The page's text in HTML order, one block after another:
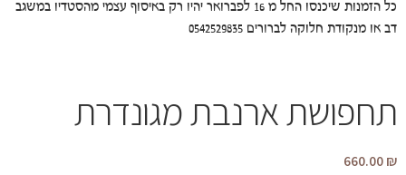
כל הזמנות שיכנסו החל מ 16 לפברואר יהיו רק באיסוף עצמי מהסטדיו במשגב
דב או מנקודת חלוקה לברורים 0542529835
תחפושת ארנבת מגונדרת
660.00₪